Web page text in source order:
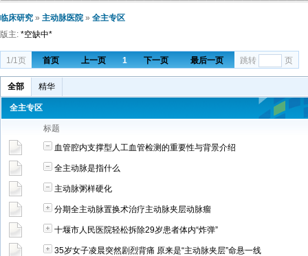
临床研究 » 主动脉医院 » 全主专区
版主: *空缺中*
1/1页 首页 上一页 1 下一页 最后一页 跳转 页
全部 精华
全主专区
标题
血管腔内支撑型人工血管检测的重要性与背景介绍
全主动脉是指什么
主动脉粥样硬化
分期全主动脉置换术治疗主动脉夹层动脉瘤
十堰市人民医院轻松拆除29岁患者体内“炸弹”
35岁女子凌晨突然剧烈背痛 原来是“主动脉夹层”命悬一线